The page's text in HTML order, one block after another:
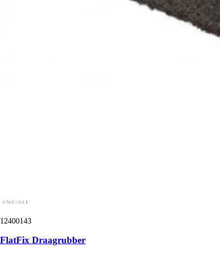
12400143
FlatFix Draagrubber